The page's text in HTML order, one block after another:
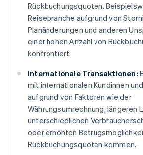
Rückbuchungsquoten.
Reisebranche aufgrund von
Planänderungen und anderen
einer hohen Anzahl von
konfrontiert.
Internationale Transaktionen:
mit internationalen Kundinnen
aufgrund von Faktoren wie der
Währungsumrechnung, längeren
unterschiedlichen
oder erhöhten
Rückbuchungsquoten kommen.